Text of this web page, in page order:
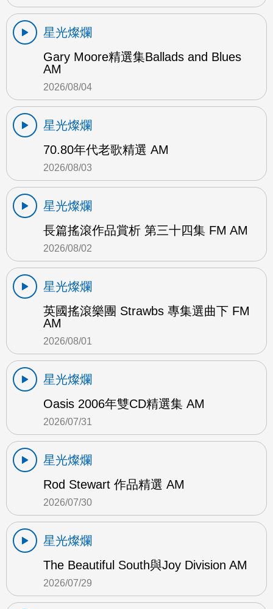
星光燦爛
Gary Moore精選集Ballads and Blues
AM
2026/08/04
星光燦爛
70.80年代老歌精選 AM
2026/08/03
星光燦爛
長篇搖滾作品賞析 第三十四集 FM AM
2026/08/02
星光燦爛
英國搖滾樂團 Strawbs 專集選曲下 FM
AM
2026/08/01
星光燦爛
Oasis 2006年雙CD精選集 AM
2026/07/31
星光燦爛
Rod Stewart 作品精選 AM
2026/07/30
星光燦爛
The Beautiful South與Joy Division AM
2026/07/29